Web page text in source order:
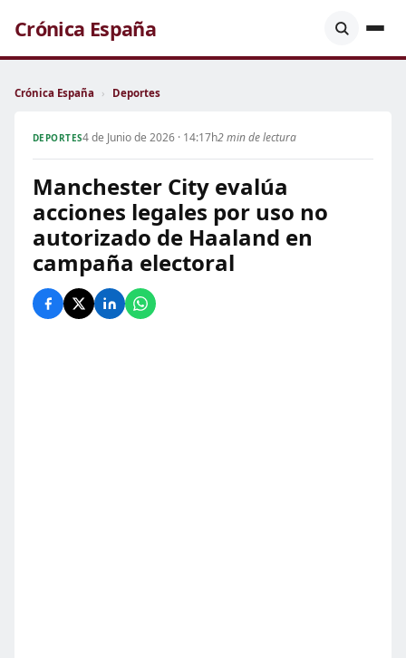
Crónica España
Crónica España › Deportes
DEPORTES4 de Junio de 2026 · 14:17h2 min de lectura
Manchester City evalúa
acciones legales por uso no
autorizado de Haaland en
campaña electoral